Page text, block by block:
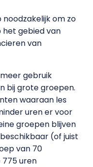
om zo
gebied van
van
gebruik
bij grote groepen.
waaraan les
uren er voor
groepen blijven
(of juist
van 70
uren